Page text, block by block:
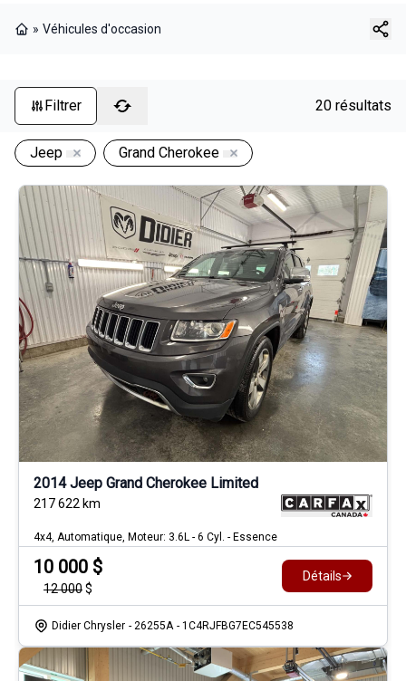
» Véhicules d'occasion
Filtrer 20 résultats
Jeep Grand Cherokee
2014 Jeep Grand Cherokee Limited
217 622 km
4x4, Automatique, Moteur: 3.6L - 6 Cyl. - Essence
10 000 $
12 000$
Détails
Didier Chrysler - 26255A - 1C4RJFBG7EC545538